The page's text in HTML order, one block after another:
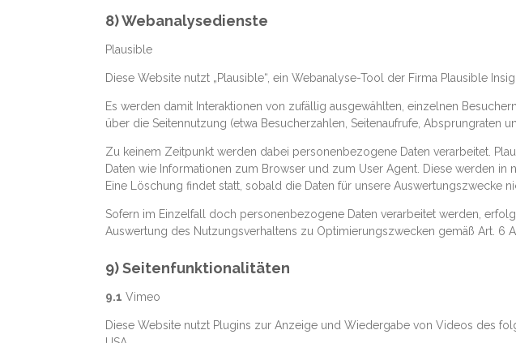
8) Webanalysedienste
Plausible
Diese Website nutzt „Plausible“, ein Webanalyse-Tool der Firma Plausible
Es werden damit Interaktionen von zufällig ausgewählten, einzelnen
über die Seitennutzung (etwa Besucherzahlen, Seitenaufrufe, Absprungraten
Zu keinem Zeitpunkt werden dabei personenbezogene Daten verarbeitet.
Daten wie Informationen zum Browser und zum User Agent. Diese werden
Eine Löschung findet statt, sobald die Daten für unsere Auswertungszwecke
Sofern im Einzelfall doch personenbezogene Daten verarbeitet werden,
Auswertung des Nutzungsverhaltens zu Optimierungszwecken gemäß Art. 6
9) Seitenfunktionalitäten
9.1 Vimeo
Diese Website nutzt Plugins zur Anzeige und Wiedergabe von Videos des